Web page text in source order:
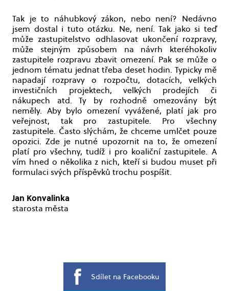
Tak je to náhubkový zákon, nebo není? Nedávno
jsem dostal i tuto otázku. Ne, není. Tak jako si teď
může zastupitelstvo odhlasovat ukončení rozpravy,
může stejným způsobem na návrh kteréhokoliv
zastupitele rozpravu zbavit omezení. Pak se může o
jednom tématu jednat třeba deset hodin. Typicky mě
napadají rozpravy o rozpočtu, dotacích, velkých
investičních projektech, velkých prodejích či
nákupech atd. Ty by rozhodně omezovány být
neměly. Aby bylo omezení vyvážené, platí jak pro
veřejnost, tak pro zastupitele. Pro všechny
zastupitele. Často slýchám, že chceme umlčet pouze
opozici. Zde je nutné upozornit na to, že omezení
platí pro všechny, tudíž i pro koaliční zastupitele. A
vím hned o několika z nich, kteří si budou muset při
formulaci svých příspěvků trochu pospíšit.
Jan Konvalinka
starosta města
Sdílet na Facebooku